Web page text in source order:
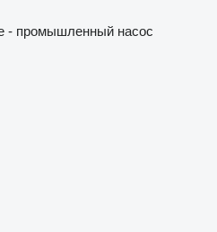
- промышленный насос